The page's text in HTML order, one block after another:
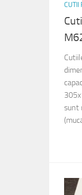
CUTII
sunt